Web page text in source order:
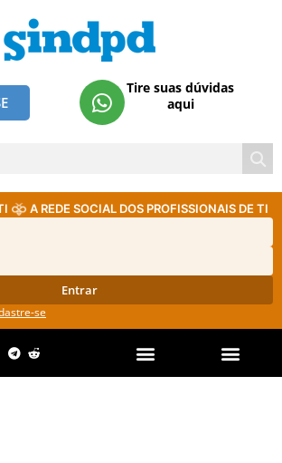
Tire suas dúvidas
aqui
A REDE SOCIAL DOS PROFISSIONAIS DE TI
Entrar
se